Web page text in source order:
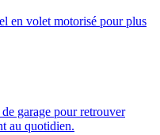
en volet motorisé pour plus
garage pour retrouver
au quotidien.